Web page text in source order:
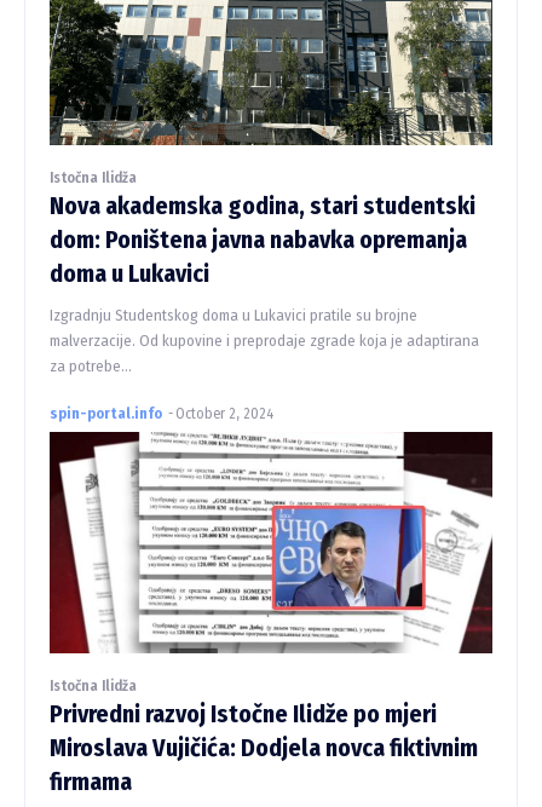
Istočna Ilidža
Nova akademska godina, stari studentski
dom: Poništena javna nabavka opremanja
doma u Lukavici
Izgradnju Studentskog doma u Lukavici pratile su brojne
malverzacije. Od kupovine i preprodaje zgrade koja je adaptirana
za potrebe...
spin-portal.info - October 2, 2024
Istočna Ilidža
Privredni razvoj Istočne Ilidže po mjeri
Miroslava Vujičića: Dodjela novca fiktivnim
firmama